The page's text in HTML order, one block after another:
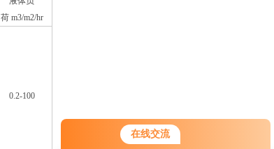
在线交流
荷 m3/m2/hr
0.2-100